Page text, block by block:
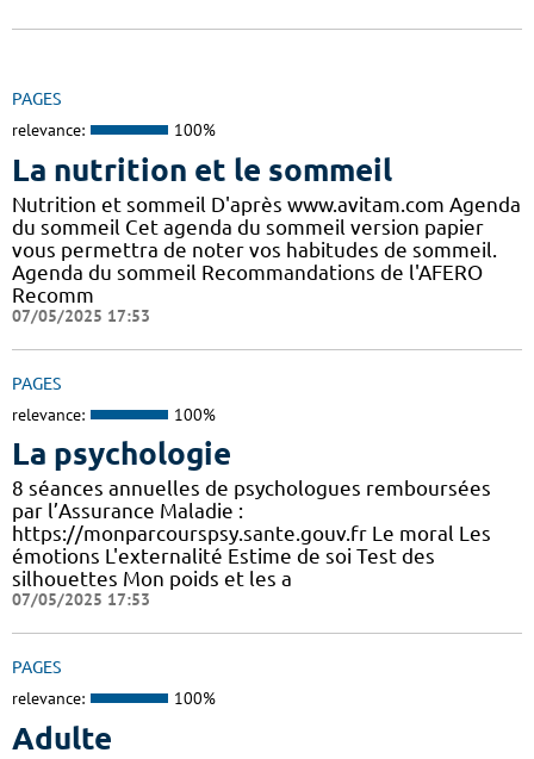
PAGES
relevance: 100%
La nutrition et le sommeil
Nutrition et sommeil D'après www.avitam.com Agenda
du sommeil Cet agenda du sommeil version papier
vous permettra de noter vos habitudes de sommeil.
Agenda du sommeil Recommandations de l'AFERO
Recomm
07/05/2025 17:53
PAGES
relevance: 100%
La psychologie
8 séances annuelles de psychologues remboursées
par l’Assurance Maladie :
https://monparcourspsy.sante.gouv.fr Le moral Les
émotions L'externalité Estime de soi Test des
silhouettes Mon poids et les a
07/05/2025 17:53
PAGES
relevance: 100%
Adulte